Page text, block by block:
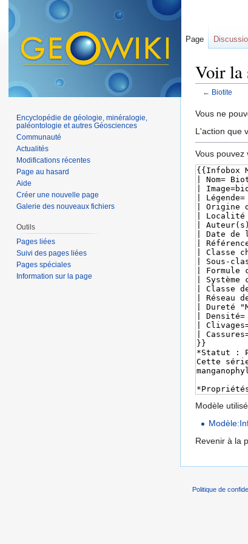
Voir la
← Biotite
Vous ne
L'action que
Vous pouvez
Modèle
Revenir à la
Page
Encyclopédie de géologie, minéralogie,
paléontologie et autres Géosciences
Communauté
Actualités
Modifications récentes
Page au hasard
Aide
Créer une nouvelle page
Galerie des nouveaux fichiers
Outils
Pages liées
Suivi des pages liées
Pages spéciales
Information sur la page
Politique de